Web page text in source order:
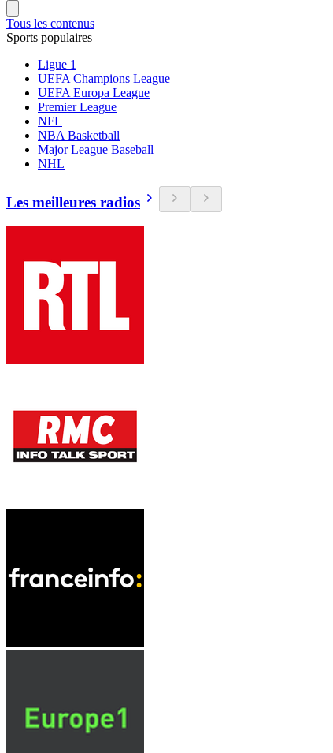
Tous les contenus
Sports populaires
Ligue 1
UEFA Champions League
UEFA Europa League
Premier League
NFL
NBA Basketball
Major League Baseball
NHL
Les meilleures radios